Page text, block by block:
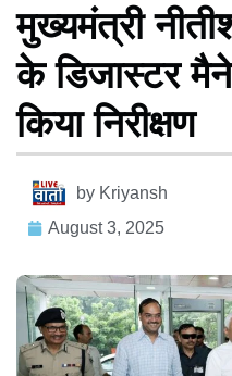
मुख्यमंत्री
के डिजास्टर
किया निरीक्षण
by Kriyansh
August 3, 2025